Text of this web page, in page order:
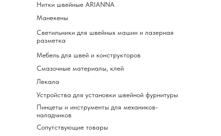
Светильники для швейных машин и лазерная
разметка
Нитки швейные ARIANNA
Смазочные материалы, клей
Мебель для швей и конструкторов
Манекены
Лекала
Устройства для установки швейной фурнитуры
Пинцеты и инструменты для механиков-
наладчиков
Сопутствующие товары